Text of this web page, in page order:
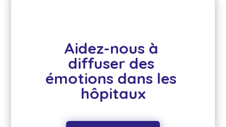
Aidez-nous à
diffuser des
émotions dans les
hôpitaux